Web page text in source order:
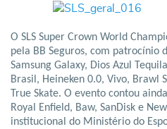
O SLS Super Crown World
pela BB Seguros, com patrocínio
Samsung Galaxy, Dios Azul
Brasil, Heineken 0.0, Vivo, Brawl
True Skate. O evento contou
Royal Enfield, Baw, SanDisk e
institucional do Ministério do